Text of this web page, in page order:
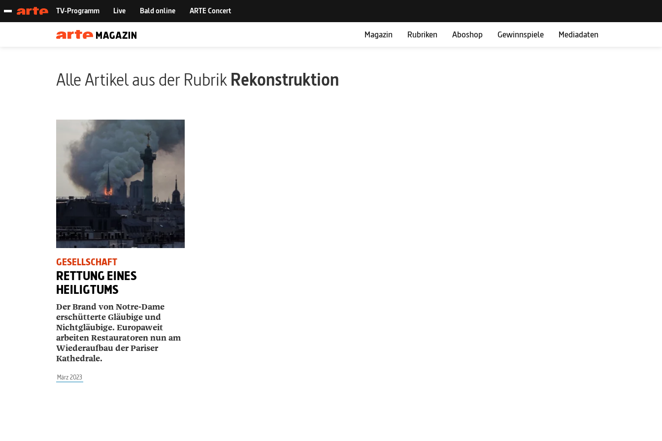
Magazin Rubriken Aboshop Gewinnspiele Mediadaten
Alle Artikel aus der RubrikRekonstruktion
GESELLSCHAFT
RETTUNG EINES
HEILIGTUMS
Der Brand von Notre-Dame
erschütterte Gläubige und
Nichtgläubige. Europaweit
arbeiten Restauratoren nun am
Wiederaufbau der Pariser
Kathedrale.
März 2023